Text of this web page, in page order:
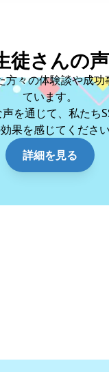
徒さんの声
方々の体験談や成功
ています。
を通じて、私たち
果を感じてください
詳細を見る